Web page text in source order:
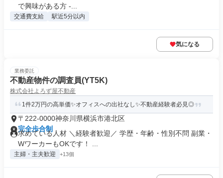
で興味がある方 -...
交通費支給 駅近5分以内
気になる
業務委託
不動産物件の調査員(YT5K)
株式会社よろず屋不動産
1件2万円の高単価✨オフィスへの出社なし✨不動産経験者必見◎
〒222-0000神奈川県横浜市港北区
完全歩合制
求めている人材 ＼経験者歓迎／ 学歴・年齢・性別不問 副業・
WワーカーもOKです！ ...
主婦・主夫歓迎 +13個